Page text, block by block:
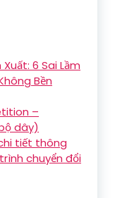
6 Sai Lầm
Bền
–
dây)
tiết thông
chuyển đổi